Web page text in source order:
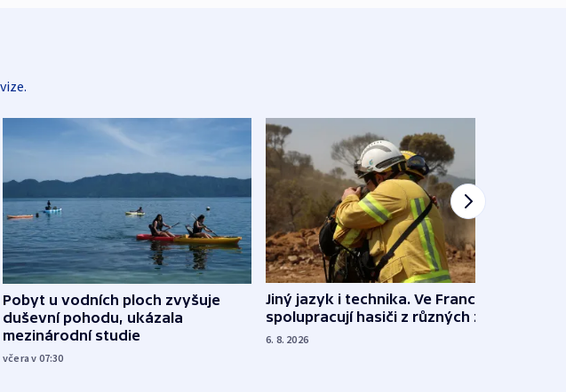
Pobyt u vodních ploch zvyšuje
duševní pohodu, ukázala
mezinárodní studie
včera v 07:30
Jiný jazyk i technika. Ve Francii
spolupracují hasiči z různých zemí
6. 8. 2026